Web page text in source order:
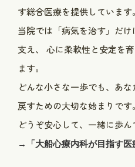
す総合医療を提供しています。
当院では「病気を治す」だ
支え、
心に柔軟性と安定を
ます。
どんな小さな一歩でも、あ
戻すための大切な始まりです。
どうぞ安心して、一緒に歩ん
→「大船心療内科が目指す医